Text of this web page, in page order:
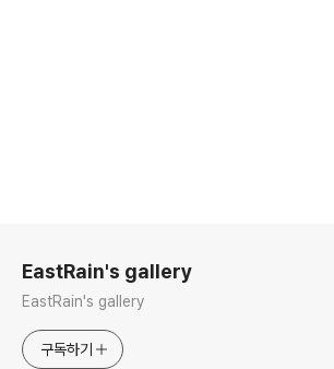
EastRain's gallery
EastRain's gallery
구독하기